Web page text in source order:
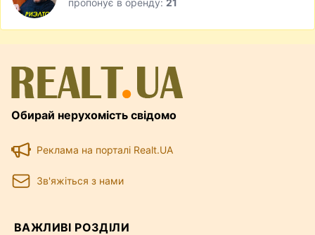
пропонує в оренду: 21
Обирай нерухомість свідомо
Реклама на порталі Realt.UA
Зв'яжіться з нами
ВАЖЛИВІ РОЗДІЛИ